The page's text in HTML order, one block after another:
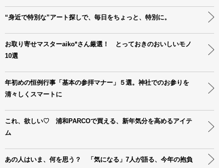
“身近で特別な”アート探しで、毎日をちょっと、特別に。
お取り寄せマスターaiko*さん厳選！ とっておきのおいしいモノ
10選
年初めの恒例行事「基本の参拝マナー」５選。神社でのお参りを
清々しくスマートに
これ、欲しい♡ 浦和PARCOで買える、新年気分を高めるアイテ
ム
あの人はいま、何を思う？ 「気になる」7人が語る、今年の抱負